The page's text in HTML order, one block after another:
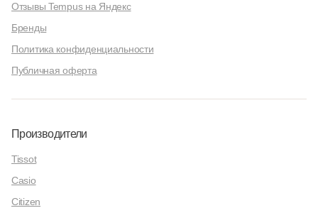
Отзывы Tempus на Яндекс
Бренды
Политика конфиденциальности
Публичная оферта
Производители
Tissot
Casio
Citizen